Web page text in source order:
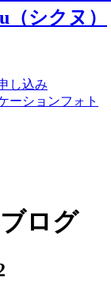
し込み
ーションフォト